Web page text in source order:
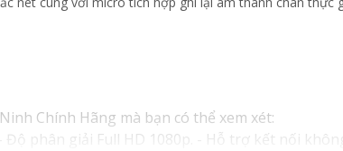
Chính Hãng mà bạn có thể xem xét:
phân giải Full HD 1080p. - Hỗ trợ kết nối